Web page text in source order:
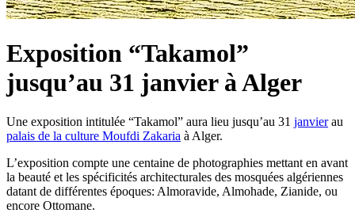
Exposition “Takamol”
jusqu’au 31 janvier à Alger
Une exposition intitulée “Takamol” aura lieu jusqu’au 31 janvierau
palais de la culture Moufdi Zakaria à Alger.
L’exposition compte une centaine de photographies mettant en avant
la beauté et les spécificités architecturales des mosquées algériennes
datant de différentes époques: Almoravide, Almohade, Zianide, ou
encore Ottomane.